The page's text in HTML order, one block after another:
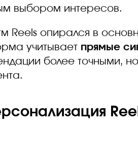
выбором интересов.
Reels опирался в
учитывает прямые
более точными,